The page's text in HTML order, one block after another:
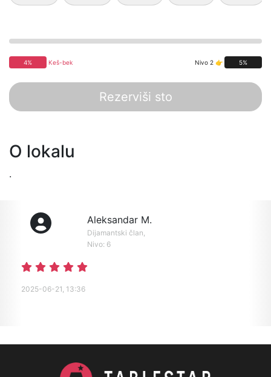
4% Keš-bek Nivo 2 👉 5%
Rezerviši sto
O lokalu
.
Aleksandar M.
Dijamantski član,
Nivo: 6
2025-06-21, 13:36